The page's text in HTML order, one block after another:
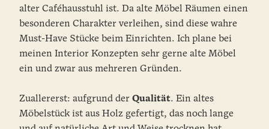
alter Caféhausstuhl ist. Da alte Möbel Räumen einen
besonderen Charakter verleihen, sind diese wahre
Must-Have Stücke beim Einrichten. Ich plane bei
meinen Interior Konzepten sehr gerne alte Möbel
ein und zwar aus mehreren Gründen.
Zuallererst: aufgrund der Qualität. Ein altes
Möbelstück ist aus Holz gefertigt, das noch lange